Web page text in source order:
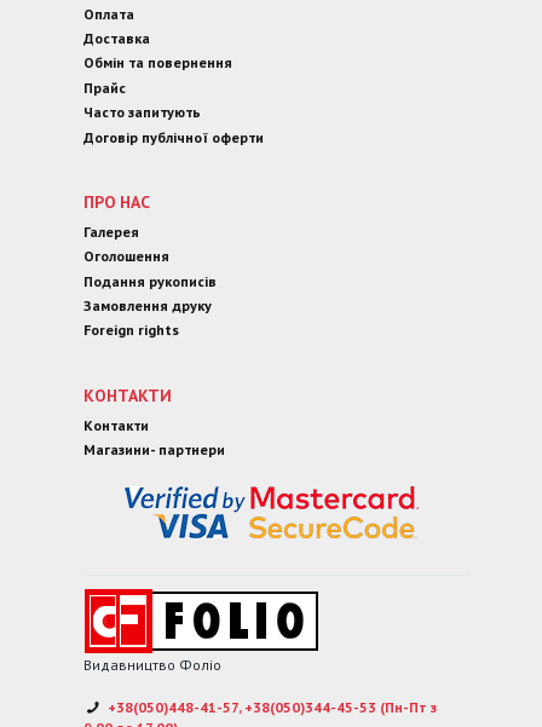
Оплата
Доставка
Обмін та повернення
Прайс
Часто запитують
Договір публічної оферти
ПРО НАС
Галерея
Оголошення
Подання рукописів
Замовлення друку
Foreign rights
КОНТАКТИ
Контакти
Магазини- партнери
Видавництво Фоліо
+38(050)448-41-57, +38(050)344-45-53 (Пн-Пт з